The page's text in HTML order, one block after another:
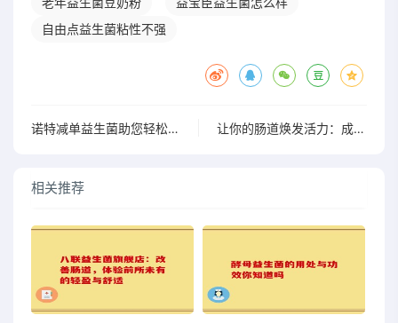
自由点益生菌粘性不强
诺特减单益生菌助您轻松实现健康生活新目标 让你的肠道焕发活力：成都网红高推荐的益生菌终极指南
相关推荐